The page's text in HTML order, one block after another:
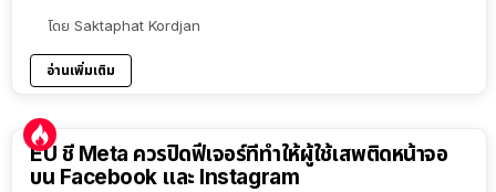
โดย Saktaphat Kordjan
อ่านเพิ่มเติม
EU ชี้ Meta ควรปิดฟีเจอร์ที่ทำให้ผู้ใช้เสพติดหน้าจอ
บน Facebook และ Instagram